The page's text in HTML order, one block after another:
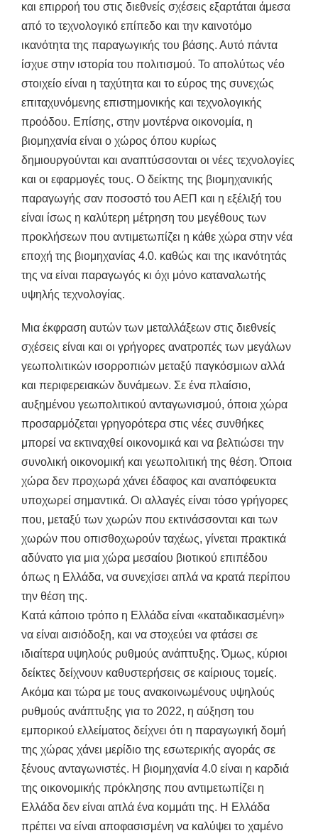
και επιρροή του στις διεθνείς σχέσεις εξαρτάται άμεσα
από το τεχνολογικό επίπεδο και την καινοτόμο
ικανότητα της παραγωγικής του βάσης. Αυτό πάντα
ίσχυε στην ιστορία του πολιτισμού. Το απολύτως νέο
στοιχείο είναι η ταχύτητα και το εύρος της συνεχώς
επιταχυνόμενης επιστημονικής και τεχνολογικής
προόδου. Επίσης, στην μοντέρνα οικονομία, η
βιομηχανία είναι ο χώρος όπου κυρίως
δημιουργούνται και αναπτύσσονται οι νέες τεχνολογίες
και οι εφαρμογές τους. Ο δείκτης της βιομηχανικής
παραγωγής σαν ποσοστό του ΑΕΠ και η εξέλιξή του
είναι ίσως η καλύτερη μέτρηση του μεγέθους των
προκλήσεων που αντιμετωπίζει η κάθε χώρα στην νέα
εποχή της βιομηχανίας 4.0. καθώς και της ικανότητάς
της να είναι παραγωγός κι όχι μόνο καταναλωτής
υψηλής τεχνολογίας.
Μια έκφραση αυτών των μεταλλάξεων στις διεθνείς
σχέσεις είναι και οι γρήγορες ανατροπές των μεγάλων
γεωπολιτικών ισορροπιών μεταξύ παγκόσμιων αλλά
και περιφερειακών δυνάμεων. Σε ένα πλαίσιο,
αυξημένου γεωπολιτικού ανταγωνισμού, όποια χώρα
προσαρμόζεται γρηγορότερα στις νέες συνθήκες
μπορεί να εκτιναχθεί οικονομικά και να βελτιώσει την
συνολική οικονομική και γεωπολιτική της θέση. Όποια
χώρα δεν προχωρά χάνει έδαφος και αναπόφευκτα
υποχωρεί σημαντικά. Οι αλλαγές είναι τόσο γρήγορες
που, μεταξύ των χωρών που εκτινάσσονται και των
χωρών που οπισθοχωρούν ταχέως, γίνεται πρακτικά
αδύνατο για μια χώρα μεσαίου βιοτικού επιπέδου
όπως η Ελλάδα, να συνεχίσει απλά να κρατά περίπου
την θέση της.
Κατά κάποιο τρόπο η Ελλάδα είναι «καταδικασμένη»
να είναι αισιόδοξη, και να στοχεύει να φτάσει σε
ιδιαίτερα υψηλούς ρυθμούς ανάπτυξης. Όμως, κύριοι
δείκτες δείχνουν καθυστερήσεις σε καίριους τομείς.
Ακόμα και τώρα με τους ανακοινωμένους υψηλούς
ρυθμούς ανάπτυξης για το 2022, η αύξηση του
εμπορικού ελλείματος δείχνει ότι η παραγωγική δομή
της χώρας χάνει μερίδιο της εσωτερικής αγοράς σε
ξένους ανταγωνιστές. Η βιομηχανία 4.0 είναι η καρδιά
της οικονομικής πρόκλησης που αντιμετωπίζει η
Ελλάδα δεν είναι απλά ένα κομμάτι της. Η Ελλάδα
πρέπει να είναι αποφασισμένη να καλύψει το χαμένο